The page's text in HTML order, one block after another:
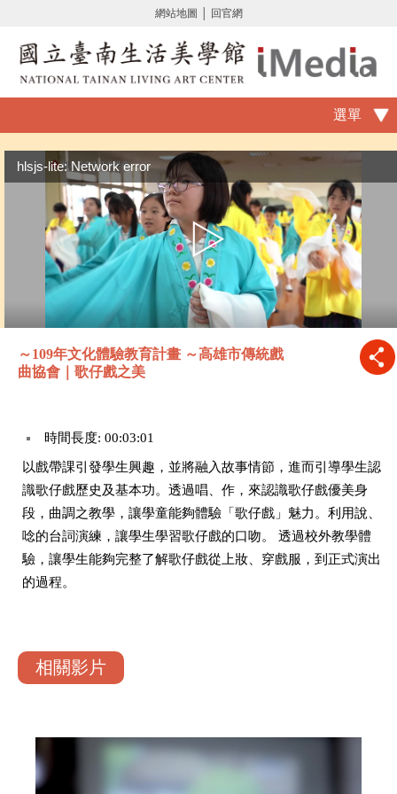
網站地圖 回官網
選單
hlsjs-lite: Network error
～109年文化體驗教育計畫 ～高雄市傳統戲
曲協會｜歌仔戲之美
時間長度: 00:03:01
以戲帶課引發學生興趣，並將融入故事情節，進而引導學生認
識歌仔戲歷史及基本功。透過唱、作，來認識歌仔戲優美身
段，曲調之教學，讓學童能夠體驗「歌仔戲」魅力。利用說、
唸的台詞演練，讓學生學習歌仔戲的口吻。 透過校外教學體
驗，讓學生能夠完整了解歌仔戲從上妝、穿戲服，到正式演出
的過程。
相關影片